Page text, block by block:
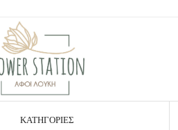
ΚΑΤΗΓΟΡΊΕΣ